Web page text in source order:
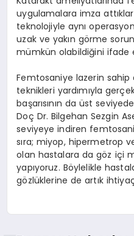
uygulamalara imza
teknolojiyle aynı
uzak ve yakın görme
mümkün olabildiğini ifade
Femtosaniye lazerin
teknikleri yardımıyla
başarısının da üst
Doç Dr. Bilgehan Sezgin
seviyeye indiren
sıra; miyop, hipermetrop
olan hastalara da göz içi
yapıyoruz. Böylelikle
gözlüklerine de artık